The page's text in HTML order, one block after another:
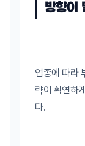
방향이
업종에 따라
략이 확연하
다.